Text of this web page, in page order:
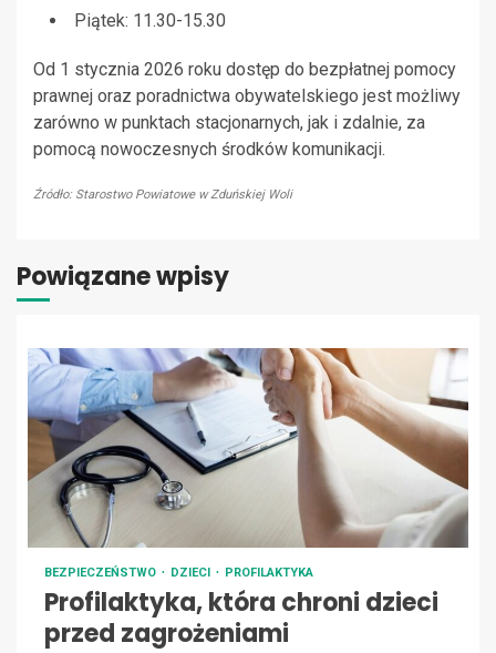
Piątek: 11.30-15.30
Od 1 stycznia 2026 roku dostęp do bezpłatnej pomocy
prawnej oraz poradnictwa obywatelskiego jest możliwy
zarówno w punktach stacjonarnych, jak i zdalnie, za
pomocą nowoczesnych środków komunikacji.
Źródło: Starostwo Powiatowe w Zduńskiej Woli
Powiązane wpisy
BEZPIECZEŃSTWO DZIECI PROFILAKTYKA
Profilaktyka, która chroni dzieci
przed zagrożeniami